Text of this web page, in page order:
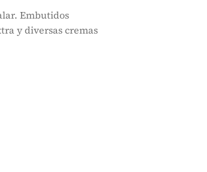
Embutidos
y diversas cremas